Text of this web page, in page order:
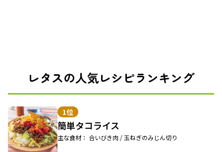
レタスの人気レシピランキング
1位
簡単タコライス
主な食材： 合いびき肉 / 玉ねぎのみじん切り